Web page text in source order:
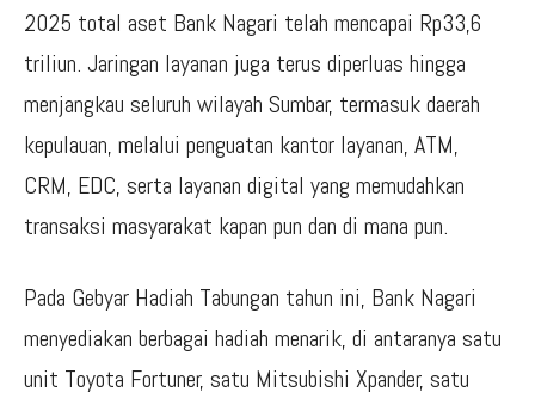
2025 total aset Bank Nagari telah mencapai Rp33,6
triliun. Jaringan layanan juga terus diperluas hingga
menjangkau seluruh wilayah Sumbar, termasuk daerah
kepulauan, melalui penguatan kantor layanan, ATM,
CRM, EDC, serta layanan digital yang memudahkan
transaksi masyarakat kapan pun dan di mana pun.
Pada Gebyar Hadiah Tabungan tahun ini, Bank Nagari
menyediakan berbagai hadiah menarik, di antaranya satu
unit Toyota Fortuner, satu Mitsubishi Xpander, satu